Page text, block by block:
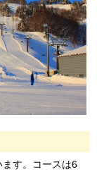
す。コースは6